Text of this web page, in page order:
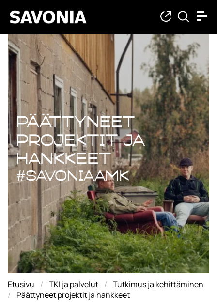
Päättyneet
Päättyneet
projektit ja
hankkeet
#savoniaAMK
Etusivu TKI ja palvelut
Tutkimus ja kehittäminen
Päättyneet projektit ja hankkeet